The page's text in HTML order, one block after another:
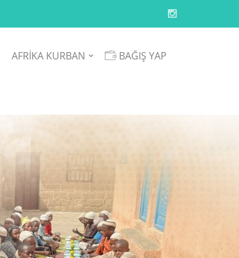
AFRİKA KURBAN BAĞIŞ YAP